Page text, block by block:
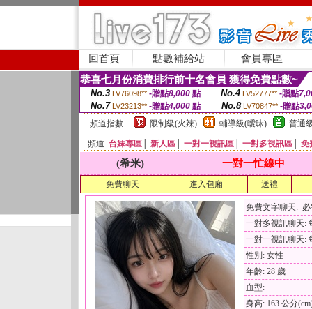
回首頁 點數補給站 會員專區
恭喜七月份消費排行前十名會員 獲得免費點數~
No.3 LV76098** -贈點8,000點 No.4 LV52777** -贈點
No.7 LV23213** -贈點4,000 點 No.8 LV70847** -贈點
頻道指數
限制級(火辣) 輔導級(曖昧) 普通
頻道 台妹專區 新人區 一對一視訊區 一對多視訊區 免
(希米) 一對一忙線中
免費聊天 進入包廂 送禮
免費文字聊天:
一對多視訊聊天:
一對一視訊聊天:
性別: 女性
年齡: 28 歲
血型:
身高: 163 公分